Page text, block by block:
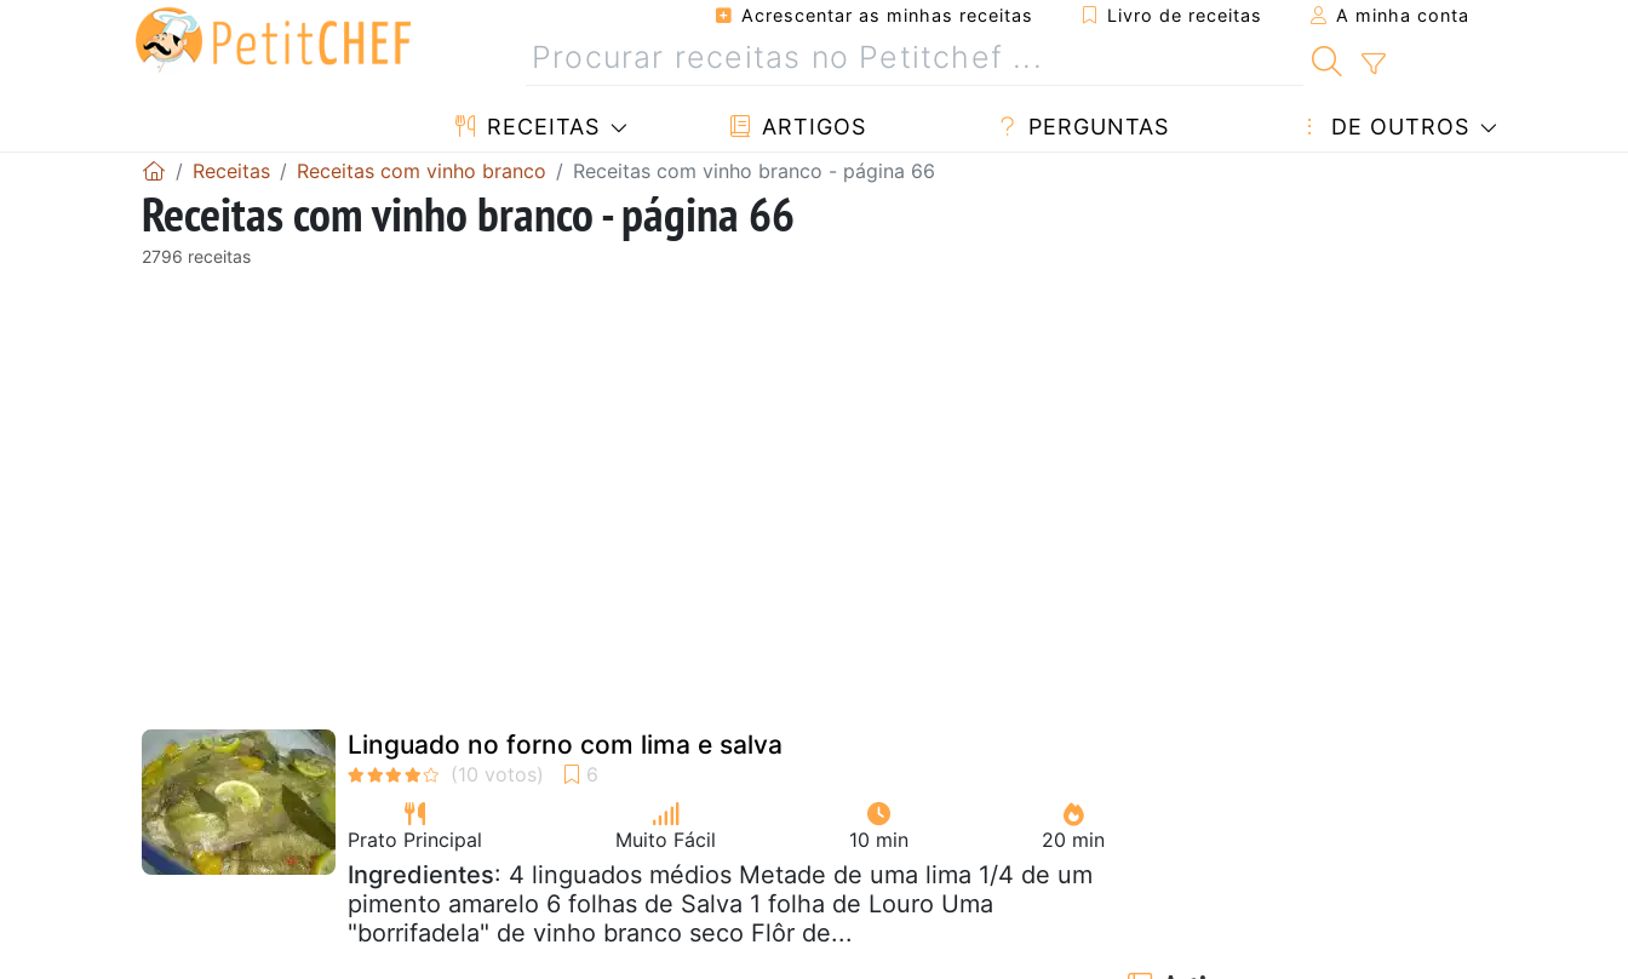
Acrescentar as minhas receitas Livro de receitas A minha conta
RECEITAS ARTIGOS PERGUNTAS DE OUTROS
Receitas Receitas com vinho branco Receitas com vinho branco - página 66
Receitas com vinho branco - página 66
2796 receitas
Linguado no forno com lima e salva
Prato Principal Muito Fácil 10 min 20 min
Ingredientes: 4 linguados médios Metade de uma lima 1/4 de um
pimento amarelo 6 folhas de Salva 1 folha de Louro Uma
"borrifadela" de vinho branco seco Flôr de...